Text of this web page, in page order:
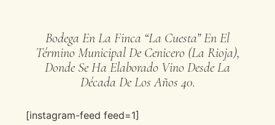
Bodega En La Finca “La Cuesta” En El
Término Municipal De Cenicero (La Rioja),
Donde Se Ha Elaborado Vino Desde La
Década De Los Años 40.
[instagram-feed feed=1]